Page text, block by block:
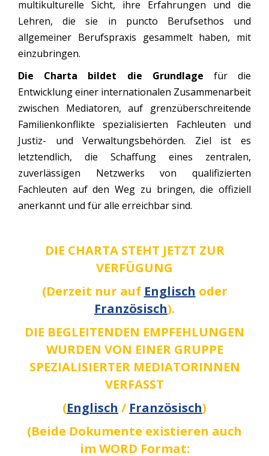
multikulturelle Sicht, ihre Erfahrungen und die
Lehren, die sie in puncto Berufsethos und
allgemeiner Berufspraxis gesammelt haben, mit
einzubringen.
Die Charta bildet die Grundlage für die
Entwicklung einer internationalen Zusammenarbeit
zwischen Mediatoren, auf grenzüberschreitende
Familienkonflikte spezialisierten Fachleuten und
Justiz- und Verwaltungsbehörden. Ziel ist es
letztendlich, die Schaffung eines zentralen,
zuverlässigen Netzwerks von qualifizierten
Fachleuten auf den Weg zu bringen, die offiziell
anerkannt und für alle erreichbar sind.
DIE CHARTA STEHT JETZT ZUR
VERFÜGUNG
(Derzeit nur auf Englisch oder
Französisch).
DIE BEGLEITENDEN EMPFEHLUNGEN
WURDEN VON EINER GRUPPE
SPEZIALISIERTER MEDIATORINNEN
VERFASST
(Englisch / Französisch)
(Beide Dokumente existieren auch
im WORD Format: